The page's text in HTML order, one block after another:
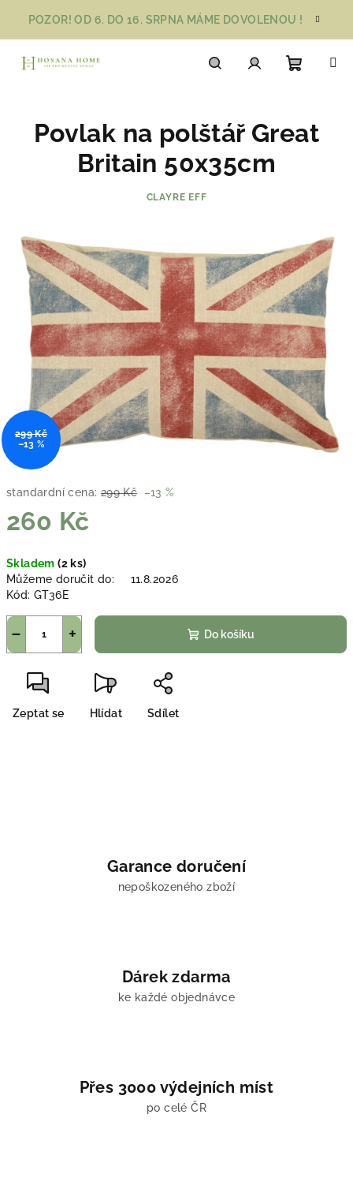
obsah
POZOR! OD 6. DO 16. SRPNA MÁME DOVOLENOU !
košík
standardní cena: 299 Kč –13 %
260 Kč
cena:
Skladem(2 ks)
Můžeme doručit do:
11.8.2026
Kód: GT36E
+
− Do košíku
Zeptat se Hlídat Sdílet
Povlak na polštář Great
Britain 50x35cm
CLAYRE EFF
299 Kč
–13 %
Garance doručení
nepoškozeného zboží
Dárek zdarma
ke každé objednávce
Přes 3000 výdejních míst
po celé ČR